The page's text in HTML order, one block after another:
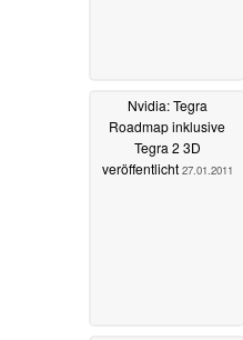
Nvidia: Tegra
Roadmap inklusive
Tegra 2 3D
veröffentlicht 27.01.2011